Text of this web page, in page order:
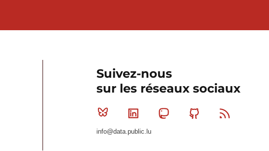
Suivez-nous
sur les réseaux sociaux
Bluesky Linkedin MastodonGithub
info@data.public.lu